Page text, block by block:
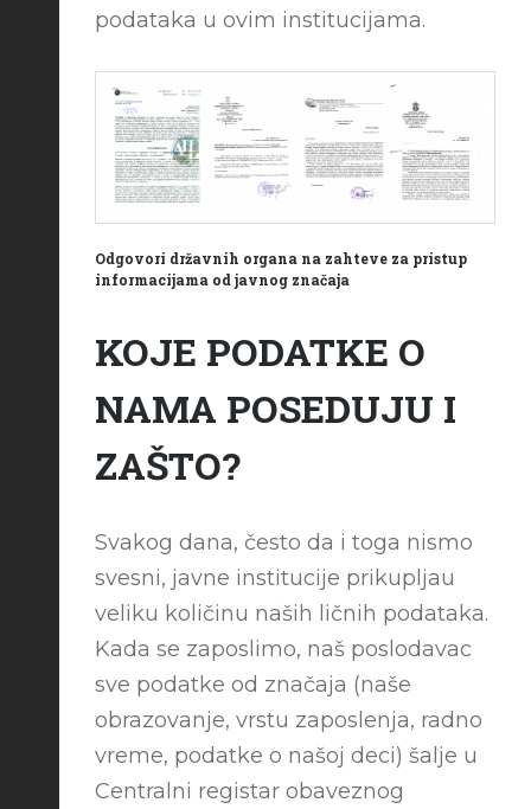
podataka u ovim institucijama.
Odgovori državnih organa na zahteve za pristup
informacijama od javnog značaja
KOJE PODATKE O
NAMA POSEDUJU I
ZAŠTO?
Svakog dana, često da i toga nismo
svesni, javne institucije prikupljau
veliku količinu naših ličnih podataka.
Kada se zaposlimo, naš poslodavac
sve podatke od značaja (naše
obrazovanje, vrstu zaposlenja, radno
vreme, podatke o našoj deci) šalje u
Centralni registar obaveznog